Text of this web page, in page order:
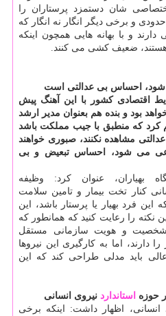
شان دستمزد پرستاران را
و برخی دیگر انگار نه انگار كه
و با بهانه هایی همچون اینكه
هستند، ضعیف كشی می كنند.
شود، احساس بی عدالتی است
اقتصادی كشور با این آهنگ پیش
خواهد بود و بنده هم بعنوان مدیر ارشد
كه منطبق با جیب مملكت باشد
مشاهده نكنند، صبوری خواهند
می شود، احساس تبعیض و بی
بهیاران، عنوان كرد: وظیفه
كنار تخت بیمار و تامین سلامت
فرد بهیار یا پرستار باشد، این
نكته را رعایت كنید كه همانطور كه
شخصیت و هویت سازمانی مستقل
دارند، اما به كارگیری این نیروها
باید مدلی طراحی كند كه این
حوزه استاندارد نیروی انسانی
انسانی، اظهار داشت: اینكه برخی